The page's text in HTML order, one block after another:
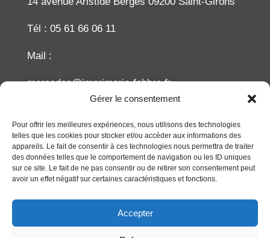
Gérer le consentement
Pour offrir les meilleures expériences, nous utilisons des technologies
telles que les cookies pour stocker et/ou accéder aux informations des
appareils. Le fait de consentir à ces technologies nous permettra de traiter
des données telles que le comportement de navigation ou les ID uniques
sur ce site. Le fait de ne pas consentir ou de retirer son consentement peut
avoir un effet négatif sur certaines caractéristiques et fonctions.
Accepter
Tél : 05 61 66 06 11
Mail :
mercedes@imprimerie-fabbro.fr
Recherche